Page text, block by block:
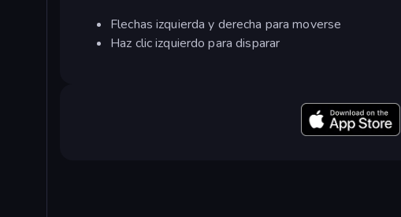
Flechas izquierda y derecha para moverse
Haz clic izquierdo para disparar